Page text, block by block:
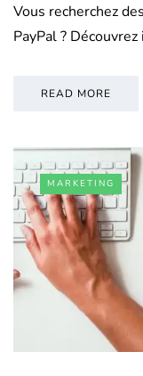
Vous recherchez
PayPal ?
READ MORE
MARKETING